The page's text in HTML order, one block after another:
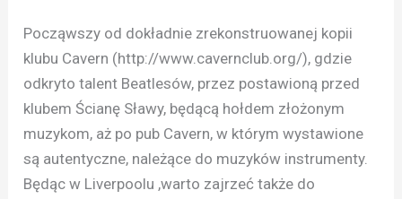
Począwszy od dokładnie zrekonstruowanej kopii
klubu Cavern (http://www.cavernclub.org/), gdzie
odkryto talent Beatlesów, przez postawioną przed
klubem Ścianę Sławy, będącą hołdem złożonym
muzykom, aż po pub Cavern, w którym wystawione
są autentyczne, należące do muzyków instrumenty.
Będąc w Liverpoolu ,warto zajrzeć także do